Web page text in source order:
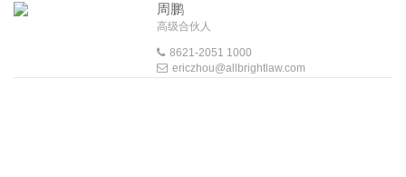
周鹏
高级合伙人
8621-2051 1000
ericzhou@allbrightlaw.com